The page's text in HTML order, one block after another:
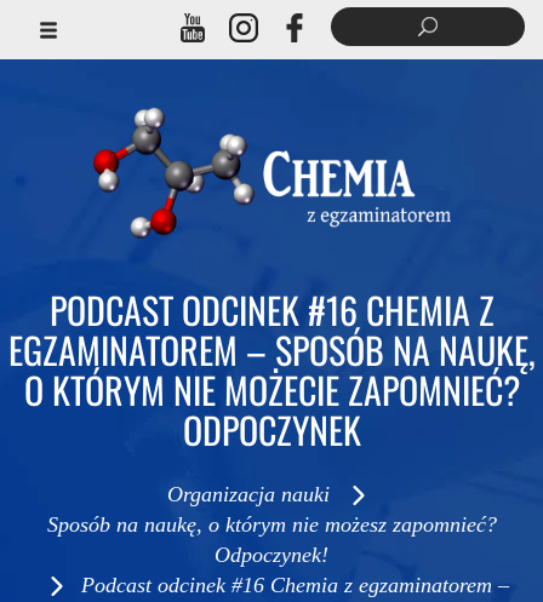
PODCAST ODCINEK #16 CHEMIA Z
EGZAMINATOREM – SPOSÓB NA NAUKĘ,
O KTÓRYM NIE MOŻECIE ZAPOMNIEĆ?
ODPOCZYNEK
Organizacja nauki
Sposób na naukę, o którym nie możesz zapomnieć?
Odpoczynek!
Podcast odcinek #16 Chemia z egzaminatorem –